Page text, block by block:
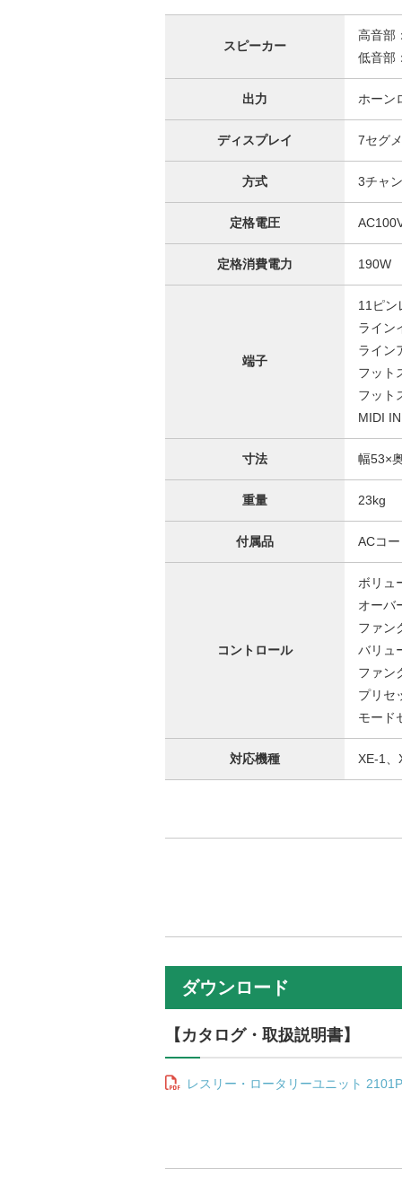
スピーカー
高音部
低音部
出力 ホーン
ディスプレイ 7セグ
方式 3チャ
定格電圧
定格消費電力 190W
端子
11ピン
ライン
ライン
フット
フット
MIDI
寸法 幅53×
重量 23kg
付属品 ACコ
コントロール
ボリュ
オーバ
ファン
バリュ
ファン
プリセ
モード
対応機種 XE-1、
ダウンロード
【カタログ・取扱説明書】
レスリー・ロータリーユニット